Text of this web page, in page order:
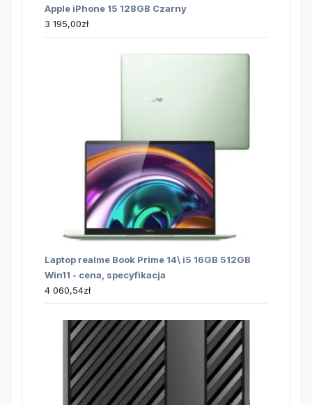
Apple iPhone 15 128GB Czarny
3 195,00zł
Laptop realme Book Prime 14\ i5 16GB 512GB
Win11 - cena, specyfikacja
4 060,54zł